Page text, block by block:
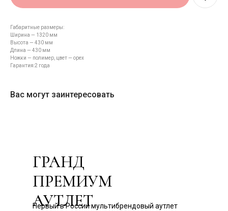
Габаритные размеры:
Ширина — 1320 мм
Высота — 430 мм
Длина — 430 мм
Ножки — полимер, цвет — орех
Гарантия:2 года
Вас могут заинтересовать
ГРАНД
ПРЕМИУМ
АУТЛЕТ
Первый в России мультибрендовый аутлет